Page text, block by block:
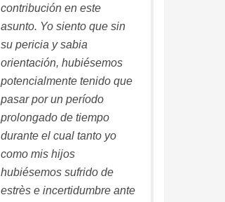
contribución en este
asunto. Yo siento que sin
su pericia y sabia
orientación, hubiésemos
potencialmente tenido que
pasar por un período
prolongado de tiempo
durante el cual tanto yo
como mis hijos
hubiésemos sufrido de
estrès e incertidumbre ante